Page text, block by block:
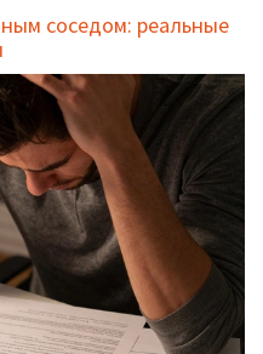
соседом: реальные